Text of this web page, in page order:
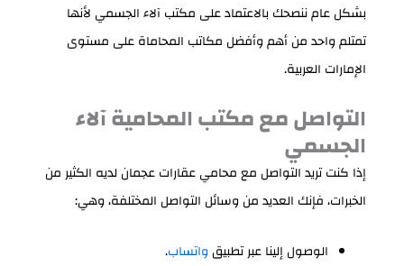
بشكل عام ننصحك بالاعتماد على مكتب آلاء الجسمي لأنها
تمتلم واحد من أهم وأفضل مكاتب المحاماة على مستوى
الإمارات العربية.
التواصل مع مكتب المحامية آلاء
الجسمي
إذا كنت تريد التواصل مع محامي عقارات عجمان لديه الكثير من
الخبرات، فإنك العديد من وسائل التواصل المختلفة، وهي:
الوصول إلينا عبر تطبيقواتساب.